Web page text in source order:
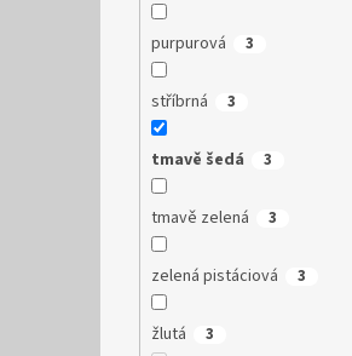
purpurová 3
stříbrná 3
tmavě šedá 3
tmavě zelená 3
zelená pistáciová 3
žlutá 3